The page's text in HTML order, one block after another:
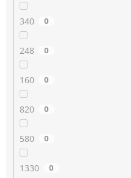
340 0
248 0
160 0
820 0
580 0
1330 0